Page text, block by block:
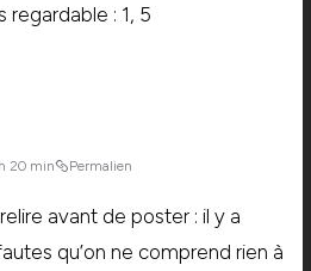
regardable : 1, 5
20 min Permalien
avant de poster : il y a
qu’on ne comprend rien à